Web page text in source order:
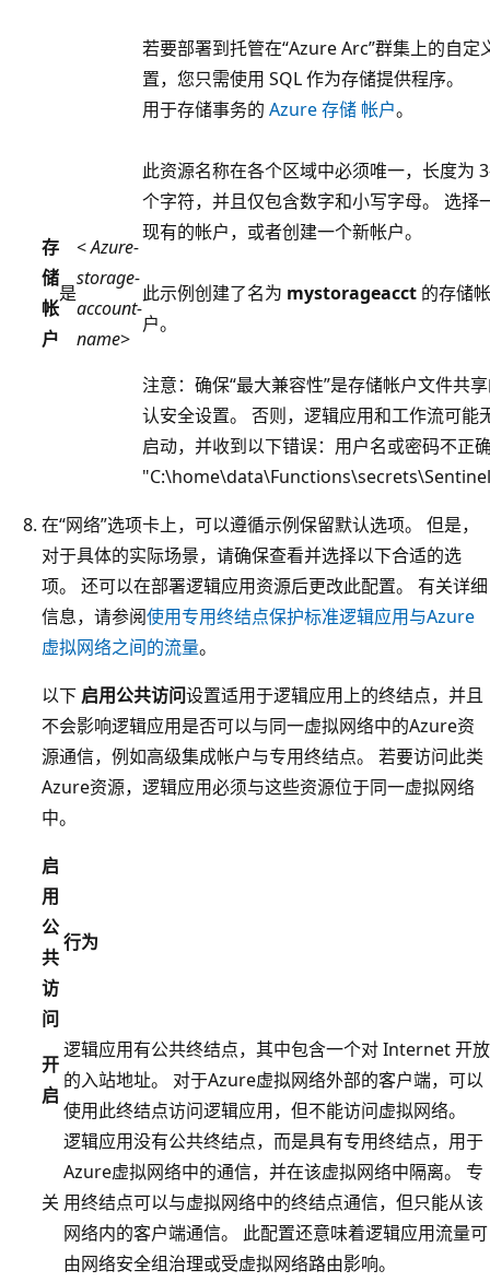
若要部署到托管在“Azure Arc”群集上的自定
置，您只需使用 SQL 作为存储提供程序。
存
储
帐
户
是
<Azure-
storage-
account-
name>
用于存储事务的 Azure 存储 帐户。
此资源名称在各个区域中必须唯一，长度为
个字符，并且仅包含数字和小写字母。 选择
现有的帐户，或者创建一个新帐户。
此示例创建了名为 mystorageacct 的存储帐
户。
注意：确保“最大兼容性”是存储帐户文件共
认安全设置。 否则，逻辑应用和工作流可能
启动，并收到以下错误： 用户名或密码不正
在“网络”选项卡上，可以遵循示例保留默认选项。 但是，
对于具体的实际场景，请确保查看并选择以下合适的选
项。 还可以在部署逻辑应用资源后更改此配置。 有关详细
信息，请参阅使用专用终结点保护标准逻辑应用与Azure
虚拟网络之间的流量。
以下 启用公共访问设置适用于逻辑应用上的终结点，并且
不会影响逻辑应用是否可以与同一虚拟网络中的Azure资
源通信，例如高级集成帐户与专用终结点。 若要访问此类
Azure资源，逻辑应用必须与这些资源位于同一虚拟网络
中。
启
用
公
共
访
问
行为
开
启
逻辑应用有公共终结点，其中包含一个对 Internet 开放
的入站地址。 对于Azure虚拟网络外部的客户端，可以
使用此终结点访问逻辑应用，但不能访问虚拟网络。
关
逻辑应用没有公共终结点，而是具有专用终结点，用于
Azure虚拟网络中的通信，并在该虚拟网络中隔离。 专
用终结点可以与虚拟网络中的终结点通信，但只能从该
网络内的客户端通信。 此配置还意味着逻辑应用流量可
由网络安全组治理或受虚拟网络路由影响。